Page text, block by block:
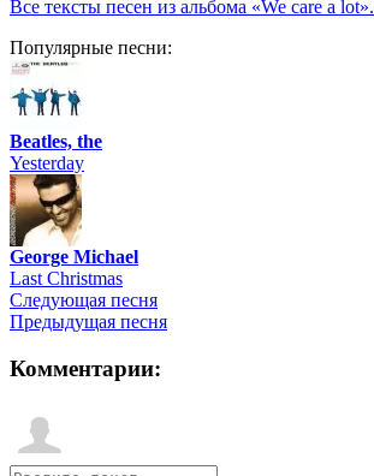
Все тексты песен из альбома «We care a lot».
Популярные песни:
Beatles, the
Yesterday
George Michael
Last Christmas
Следующая песня
Предыдущая песня
Комментарии: